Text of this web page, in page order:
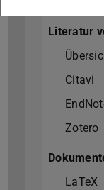
Literatur
Citavi
Zotero
LaTeX